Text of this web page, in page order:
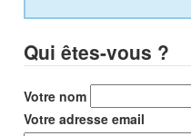
Qui êtes-vous ?
Votre nom
Votre adresse email